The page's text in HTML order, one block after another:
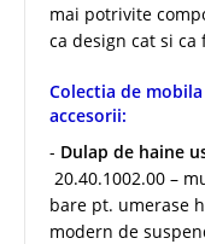
mai potrivite
ca design cat si
Colectia de
accesorii:
- Dulap de haine
20.40.1002.00 –
bare pt. umerase
modern de